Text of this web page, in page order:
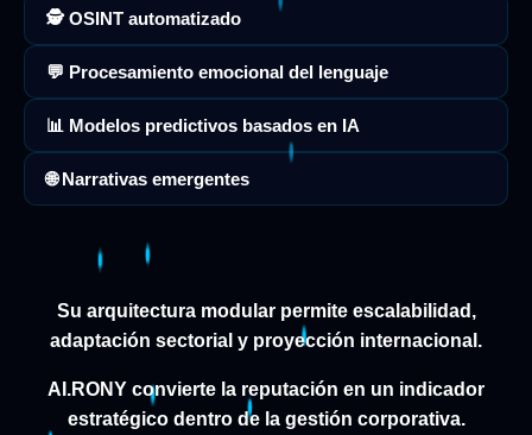
🕵️ OSINT automatizado
💬 Procesamiento emocional del lenguaje
📊 Modelos predictivos basados en IA
🌐 Narrativas emergentes
Su arquitectura modular permite escalabilidad,
adaptación sectorial y proyección internacional.
AI.RONY convierte la reputación en un indicador
estratégico dentro de la gestión corporativa.